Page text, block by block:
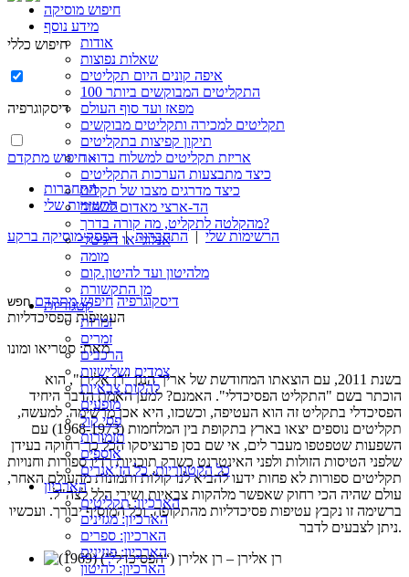
חיפוש מוסיקה
מידע נוסף
אודות
שאלות נפוצות
איפה קונים היום תקליטים
100 התקליטים המבוקשים ביותר
מפאז ועד סוף העולם
תקליטים למכירה ותקליטים מבוקשים
תיקון קפיצות בתקליטים
אריזת תקליטים למשלוח בדואר
כיצד מתבצעות הערכות התקליטים
כיצד מדרגים מצבו של תקליט
הד-ארצי מאדום לשחור
מהקלטה לתקליט, מה קורה בדרך?
אנלוגי או דיגיטלי
מומה
מלהיטון ועד להיטון.קום
מן התקשורת
קטגוריות
זמרות
זמרים
הרכבים
צמדים ושלישיות
להקות צבאיות
מופעים
פסי קול
תזמורות
אוספים
כל הקטגוריות, כל הז’אנרים
הארכיון
הארכיון: תקליטים
הארכיון: מגזינים
הארכיון: ספרים
הארכיון: פנזינים
הארכיון: להיטון
חיפוש כללי
דיסקוגרפיה
חיפוש מתקדם »
התחברות
הרשימות שלי
הרשימות שלי |התחברות| הפסק מוסיקה ברקע
דיסקוגרפיה חיפוש מתקדם
העטיפות הפסיכדליות
מאת: סטריאו ומונו
בשנת 2011, עם הוצאתו המחודשת של אריך הנגן "רן אלירן", הוא
הוכתר בשם "התקליט הפסיכדלי". האמנם? למען האמת הדבר היחיד
הפסיכדלי בתקליט זה הוא העטיפה, וכשכזו, היא אכן מרשימה. למעשה,
תקליטים נוספים יצאו בארץ בתקופת בין המלחמות (1968-1973) עם
השפעות שטפטפו מעבר לים, אי שם בסן פרנציסקו הכל כך רחוקה בעידן
שלפני הטיסות הזולות ולפני האינטרנט כשרק תוכניות רדיו ספורות וחנויות
תקליטים ספורות לא פחות ידעו להביא לנו קולות ותמונות מהעולם האחר,
עולם שהיה הכי רחוק שאפשר מלהקות צבאיות ושירי הלל לצה"ל.
ברשימה זו נקבץ עטיפות פסיכדליות מהתקופה, וכל המוסיף יבורך. ועכשיו
ניתן לצבעים לדבר.